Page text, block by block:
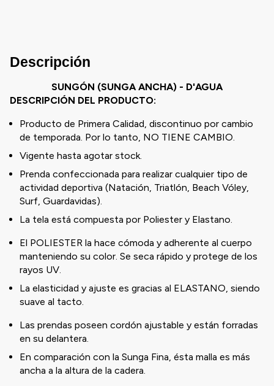
Descripción
SUNGÓN (SUNGA ANCHA) - D'AGUA
DESCRIPCIÓN DEL PRODUCTO:
Producto de Primera Calidad, discontinuo por cambio
de temporada. Por lo tanto, NO TIENE CAMBIO.
Vigente hasta agotar stock.
Prenda confeccionada para realizar cualquier tipo de
actividad deportiva (Natación, Triatlón, Beach Vóley,
Surf, Guardavidas).
La tela está compuesta por Poliester y Elastano.
El POLIESTER la hace cómoda y adherente al cuerpo
manteniendo su color. Se seca rápido y protege de los
rayos UV.
La elasticidad y ajuste es gracias al ELASTANO, siendo
suave al tacto.
Las prendas poseen cordón ajustable y están forradas
en su delantera.
En comparación con la Sunga Fina, ésta malla es más
ancha a la altura de la cadera.